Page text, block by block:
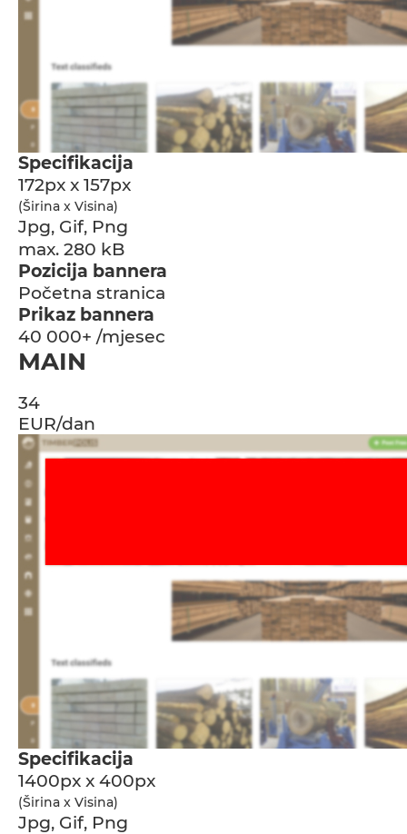
Specifikacija
172px x 157px
(Širina x Visina)
Jpg, Gif, Png
max. 280 kB
Pozicija bannera
Početna stranica
Prikaz bannera
40 000+ /mjesec
MAIN
34
EUR/dan
Specifikacija
1400px x 400px
(Širina x Visina)
Jpg, Gif, Png